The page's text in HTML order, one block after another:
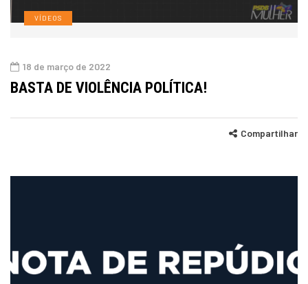
VÍDEOS
18 de março de 2022
BASTA DE VIOLÊNCIA POLÍTICA!
Compartilhar